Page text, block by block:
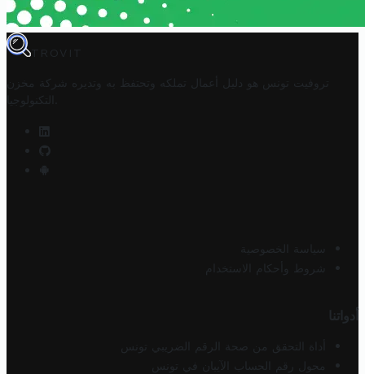
TROVIT
تروفيت تونس هو دليل أعمال تملكه وتحتفظ به وتديره
شركة مخزن
التكنولوجيا
سياسة الخصوصية
شروط وأحكام الاستخدام
أدواتنا
أداة التحقق من صحة الرقم الضريبي تونس
محول رقم الحساب الآيبان في تونس